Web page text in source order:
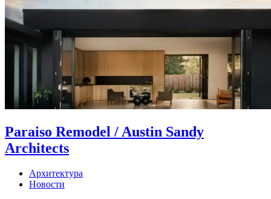
Paraiso Remodel / Austin Sandy
Architects
Архитектура
Новости